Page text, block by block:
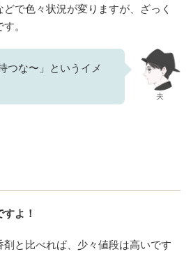
で色々状況が変りますが、ざっく
。
つな〜」というイメ
夫
よ！
と比べれば、少々値段は高いです